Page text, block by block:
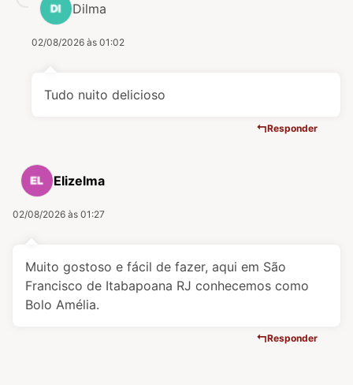
Dilma
02/08/2026 às 01:02
Tudo nuito delicioso
Responder
Elizelma
02/08/2026 às 01:27
Muito gostoso e fácil de fazer, aqui em São
Francisco de Itabapoana RJ conhecemos como
Bolo Amélia.
Responder